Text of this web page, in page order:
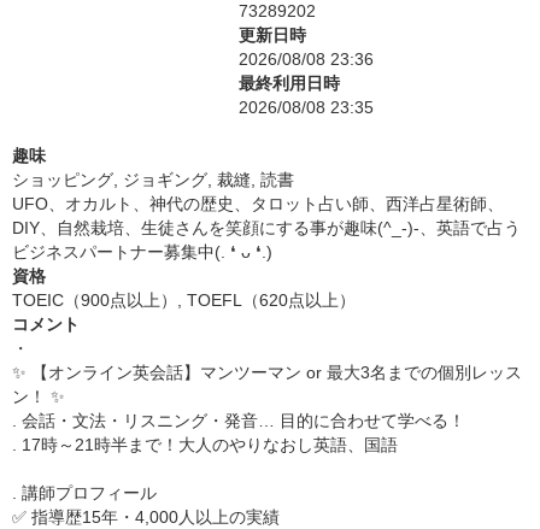
73289202
更新日時
2026/08/08 23:36
最終利用日時
2026/08/08 23:35
趣味
ショッピング, ジョギング, 裁縫, 読書
UFO、オカルト、神代の歴史、タロット占い師、西洋占星術師、
DIY、自然栽培、生徒さんを笑顔にする事が趣味(^_-)-、英語で占う
ビジネスパートナー募集中(⁠.⁠ ⁠❛⁠ ⁠ᴗ⁠ ⁠❛⁠.⁠)
資格
TOEIC（900点以上）, TOEFL（620点以上）
コメント
・
✨ 【オンライン英会話】マンツーマン or 最大3名までの個別レッス
ン！ ✨
. 会話・文法・リスニング・発音… 目的に合わせて学べる！
. 17時～21時半まで！大人のやりなおし英語、国語
. 講師プロフィール
✅ 指導歴15年・4,000人以上の実績